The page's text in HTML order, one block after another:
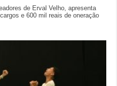
de Erval Velho, apresenta
e 600 mil reais de oneração